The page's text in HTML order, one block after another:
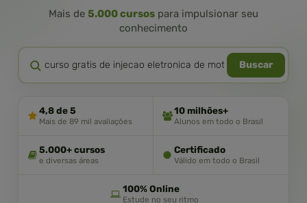
Mais de 5.000 cursos para impulsionar seu
conhecimento
Buscar
4,8 de 5
Mais de 89 mil avaliações
10 milhões+
Alunos em todo o Brasil
5.000+ cursos
e diversas áreas
Certificado
Válido em todo o Brasil
100% Online
Estude no seu ritmo